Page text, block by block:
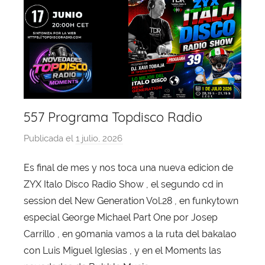
557 Programa Topdisco Radio
Publicada el 1 julio, 2026
r
X
a
v
i
T
o
Es final de mes y nos toca una nueva edicion de
ZYX Italo Disco Radio Show , el segundo cd in
session del New Generation Vol.28 , en funkytown
especial George Michael Part One por Josep
Carrillo , en 90mania vamos a la ruta del bakalao
con Luis Miguel Iglesias , y en el Moments las